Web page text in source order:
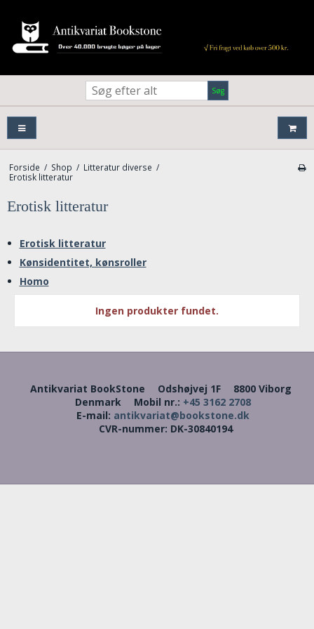
Søg
Forside / Shop / Litteratur diverse /
Erotisk litteratur
Erotisk litteratur
Erotisk litteratur
Kønsidentitet, kønsroller
Homo
Ingen produkter fundet.
Antikvariat BookStone Odshøjvej 1F
8800 Viborg
Denmark
Mobil nr.: +45 3162 2708
E-mail: antikvariat@bookstone.dk
CVR-nummer: DK-30840194